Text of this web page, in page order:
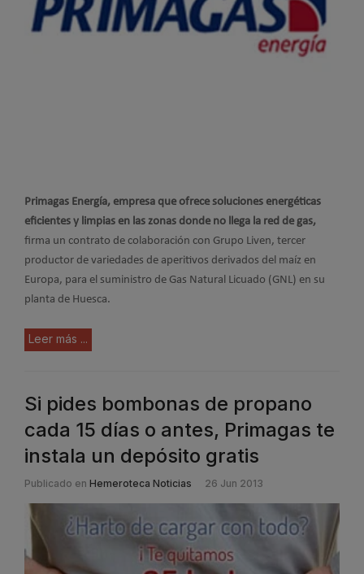
Primagas Energía, empresa que ofrece soluciones energéticas
eficientes y limpias en las zonas donde no llega la red de gas,
firma un contrato de colaboración con Grupo Liven, tercer
productor de variedades de aperitivos derivados del maíz en
Europa, para el suministro de Gas Natural Licuado (GNL) en su
planta de Huesca.
Leer más ...
Si pides bombonas de propano
cada 15 días o antes, Primagas te
instala un depósito gratis
Publicado en Hemeroteca Noticias 26 Jun 2013